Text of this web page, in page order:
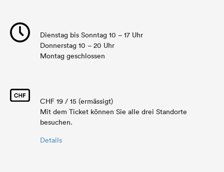
Dienstag bis Sonntag 10 – 17 Uhr
Donnerstag 10 – 20 Uhr
Montag geschlossen
CHF 19 / 15 (ermässigt)
Mit dem Ticket können Sie alle drei Standorte
besuchen.
Details